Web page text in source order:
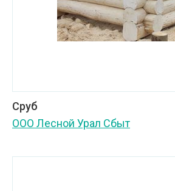
Сруб
ООО Лесной Урал Сбыт